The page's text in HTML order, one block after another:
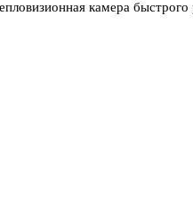
камера быстрого